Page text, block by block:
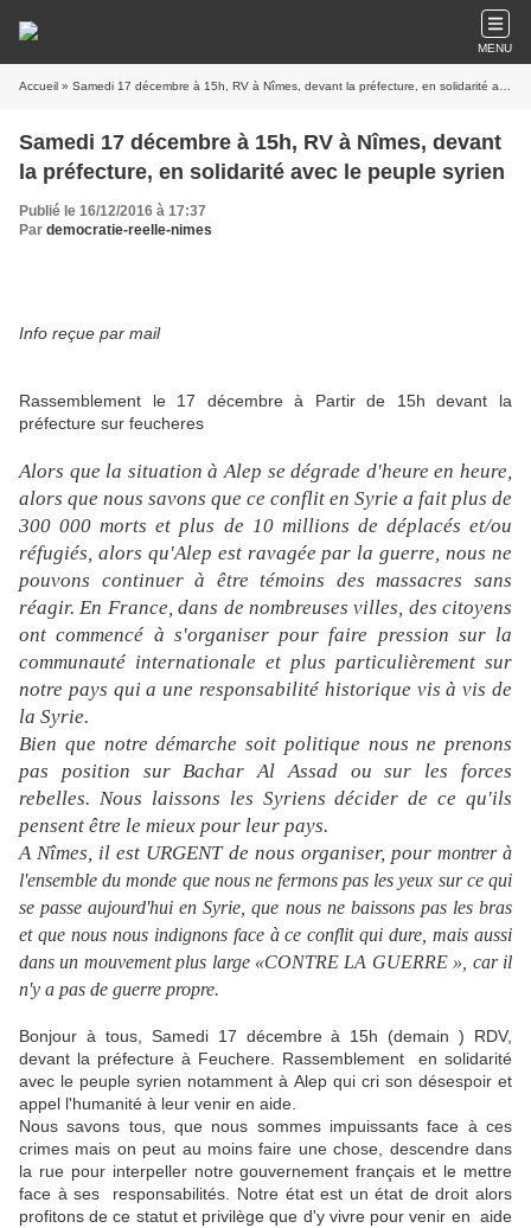
MENU
Accueil » Samedi 17 décembre à 15h, RV à Nîmes, devant la préfecture, en solidarité avec le peuple syrien
Samedi 17 décembre à 15h, RV à Nîmes, devant
la préfecture, en solidarité avec le peuple syrien
Publié le 16/12/2016 à 17:37
Par democratie-reelle-nimes
Info reçue par mail
Rassemblement le 17 décembre à Partir de 15h devant la
préfecture sur feucheres
Alors que la situation à Alep se dégrade d'heure en heure,
alors que nous savons que ce conflit en Syrie a fait plus de
300 000 morts et plus de 10 millions de déplacés et/ou
réfugiés, alors qu'Alep est ravagée par la guerre, nous ne
pouvons continuer à être témoins des massacres sans
réagir. En France, dans de nombreuses villes, des citoyens
ont commencé à s'organiser pour faire pression sur la
communauté internationale et plus particulièrement sur
notre pays qui a une responsabilité historique vis à vis de
la Syrie.
Bien que notre démarche soit politique nous ne prenons
pas position sur Bachar Al Assad ou sur les forces
rebelles. Nous laissons les Syriens décider de ce qu'ils
pensent être le mieux pour leur pays.
A Nîmes, il est URGENT de nous organiser, pourmontrer à
l'ensemble du monde que nous ne fermons pas les yeux sur ce qui
se passe aujourd'hui en Syrie, que nous ne baissons pas les bras
et que nous nous indignons face à ce conflit qui dure, mais aussi
dans un mouvement plus large «CONTRE LA GUERRE », car il
n'y a pas de guerre propre.
Bonjour à tous, Samedi 17 décembre à 15h (demain ) RDV,
devant la préfecture à Feuchere. Rassemblement en solidarité
avec le peuple syrien notamment à Alep qui cri son désespoir et
appel l'humanité à leur venir en aide.
Nous savons tous, que nous sommes impuissants face à ces
crimes mais on peut au moins faire une chose, descendre dans
la rue pour interpeller notre gouvernement français et le mettre
face à ses responsabilités. Notre état est un état de droit alors
profitons de ce statut et privilège que d'y vivre pour venir en aide